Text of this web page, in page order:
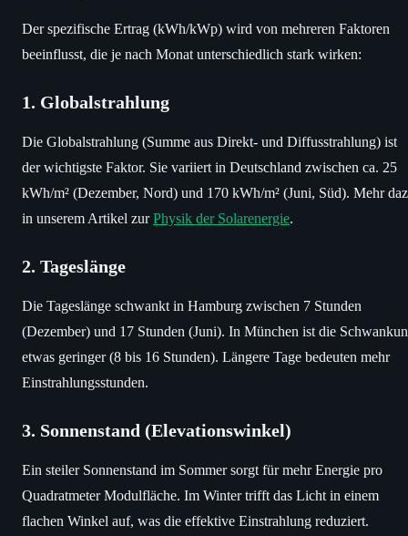
Der spezifische Ertrag (kWh/kWp) wird von mehreren Faktoren
beeinflusst, die je nach Monat unterschiedlich stark wirken:
1. Globalstrahlung
Die Globalstrahlung (Summe aus Direkt- und Diffusstrahlung) ist
der wichtigste Faktor. Sie variiert in Deutschland zwischen ca. 25
kWh/m² (Dezember, Nord) und 170 kWh/m² (Juni, Süd). Mehr
in unserem Artikel zurPhysik der Solarenergie.
2. Tageslänge
Die Tageslänge schwankt in Hamburg zwischen 7 Stunden
(Dezember) und 17 Stunden (Juni). In München ist die
etwas geringer (8 bis 16 Stunden). Längere Tage bedeuten mehr
Einstrahlungsstunden.
3. Sonnenstand (Elevationswinkel)
Ein steiler Sonnenstand im Sommer sorgt für mehr Energie pro
Quadratmeter Modulfläche. Im Winter trifft das Licht in einem
flachen Winkel auf, was die effektive Einstrahlung reduziert.